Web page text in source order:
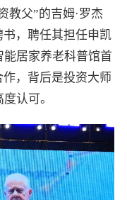
教父”的吉姆·罗杰
，聘任其担任申凯
居家养老科普馆首
，背后是投资大师
认可。